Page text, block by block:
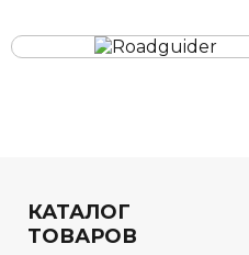
КАТАЛОГ
ТОВАРОВ